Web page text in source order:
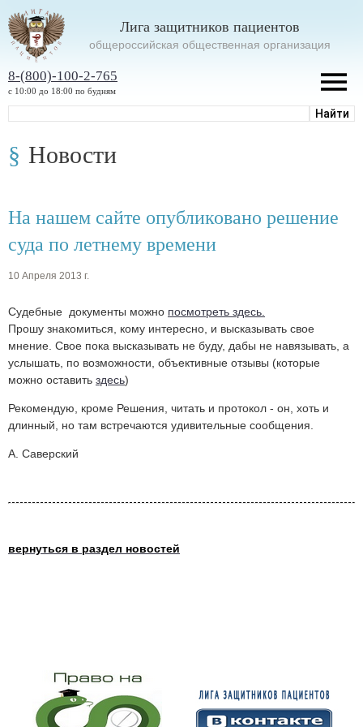
Лига защитников пациентов
oбщероссийская общественная организация
8-(800)-100-2-765
с 10:00 до 18:00 по будням
Новости
На нашем сайте опубликовано решение
суда по летнему времени
10 Апреля 2013 г.
Судебные документы можно посмотреть здесь.
Прошу знакомиться, кому интересно, и высказывать свое
мнение. Свое пока высказывать не буду, дабы не навязывать, а
услышать, по возможности, объективные отзывы (которые
можно оставить здесь)
Рекомендую, кроме Решения, читать и протокол - он, хоть и
длинный, но там встречаются удивительные сообщения.
А. Саверский
вернуться в раздел новостей